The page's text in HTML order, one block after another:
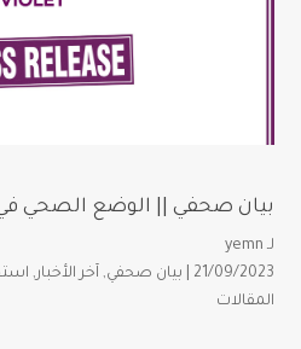
بيان صحفي || الوضع الصحي
لـ yemn
21/09/2023 |
بيان صحفي, آخر الأخبار,
المقالات